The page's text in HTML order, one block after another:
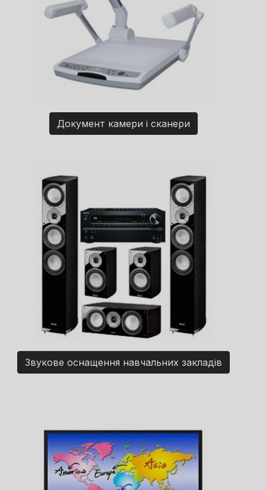
Документ камери і сканери
Звукове оснащення навчальних закладів